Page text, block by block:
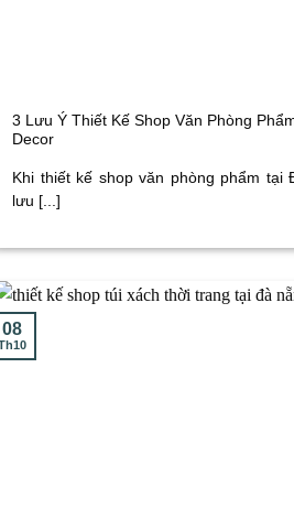
3 Lưu Ý Thiết Kế Shop Văn Phòng
Decor
Khi thiết kế shop văn phòng phẩm tại
lưu [...]
08